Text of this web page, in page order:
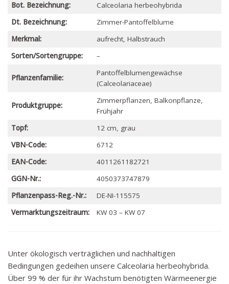
Bot. Bezeichnung:
Calceolaria herbeohybrida
Dt. Bezeichnung:
Zimmer-Pantoffelblume
Merkmal:
aufrecht, Halbstrauch
Sorten/Sortengruppe:
–
Pflanzenfamilie:
Pantoffelblumengewächse
(Calceolariaceae)
Produktgruppe:
Zimmerpflanzen, Balkonpflanze,
Frühjahr
Topf:
12 cm, grau
VBN-Code:
6712
EAN-Code:
4011261182721
GGN-Nr.:
4050373747879
Pflanzenpass-Reg.-Nr.:
DE-NI-115575
Vermarktungszeitraum:
KW 03 – KW 07
Unter ökologisch verträglichen und nachhaltigen
Bedingungen gedeihen unsere Calceolaria herbeohybrida.
Über 99 % der für ihr Wachstum benötigten Wärmeenergie